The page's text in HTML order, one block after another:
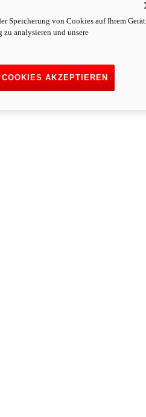
Speicherung von Cookies auf Ihrem Gerät
zu analysieren und unsere
AKZEPTIEREN